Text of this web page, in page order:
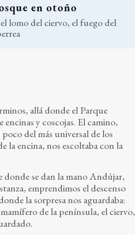
en otoño
lomo del ciervo, el fuego del
allá donde el Parque
y coscojas. El camino,
del más universal de los
la encina, nos escoltaba con la
se dan la mano Andújar,
emprendimos el descenso
la sorpresa nos aguardaba:
de la península, el ciervo,